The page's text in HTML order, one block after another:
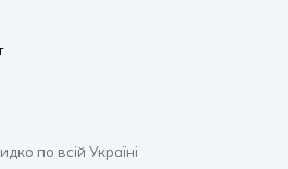
по всій Україні